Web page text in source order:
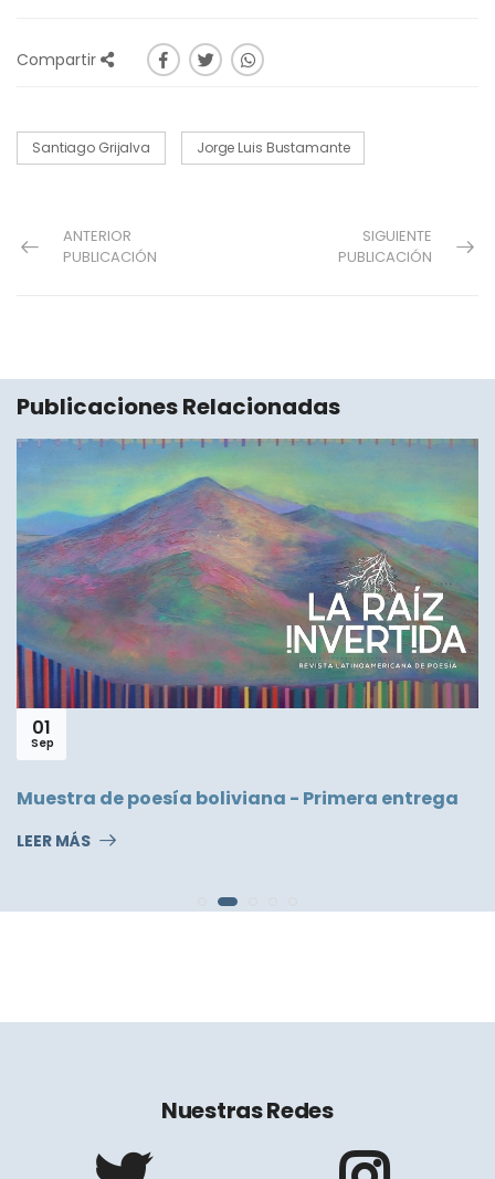
Compartir
Santiago Grijalva Jorge Luis Bustamante
ANTERIOR
PUBLICACIÓN
SIGUIENTE
PUBLICACIÓN
Publicaciones Relacionadas
01
Sep
Muestra de poesía boliviana - Primera entrega
LEER MÁS
Nuestras Redes